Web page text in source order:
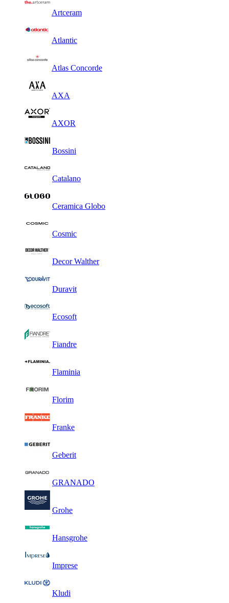
Artceram
Atlantic
Atlas Concorde
AXA
AXOR
Bossini
Catalano
Ceramica Globo
Cosmic
Decor Walther
Duravit
Ecosoft
Fiandre
Flaminia
Florim
Franke
Geberit
GRANADO
Grohe
Hansgrohe
Imprese
Kludi